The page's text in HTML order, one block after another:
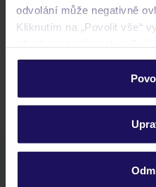
odvolání může negativně
Kliknutím na „Povolit vše“
personalizovat v sekci
Podrobné informace o
ochrany osobních údajů.
Jaké doklady jsou potřebné
Budeme ubytováni ihned po
rychlé vyhledávání a